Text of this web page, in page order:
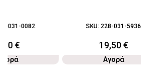
031-0082
€
SKU: 228-031-5936
19,50€
Αγορά